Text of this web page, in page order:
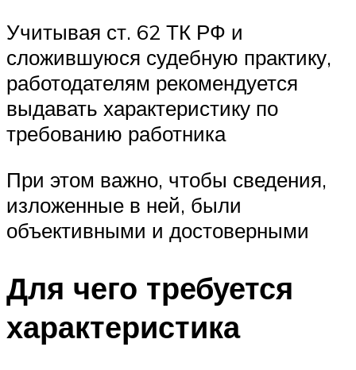
Учитывая ст. 62 ТК РФ и
сложившуюся судебную практику,
работодателям рекомендуется
выдавать характеристику по
требованию работника
При этом важно, чтобы сведения,
изложенные в ней, были
объективными и достоверными
Для чего требуется
характеристика